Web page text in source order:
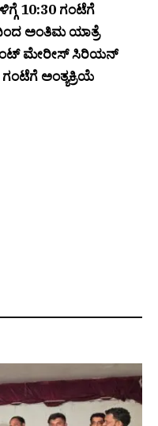
10:30 ಗಂಟೆಗೆ
ಅಂತಿಮ ಯಾತ್ರೆ
ಮೇರೀಸ್ ಸಿರಿಯನ್
ಅಂತ್ಯಕ್ರಿಯೆ